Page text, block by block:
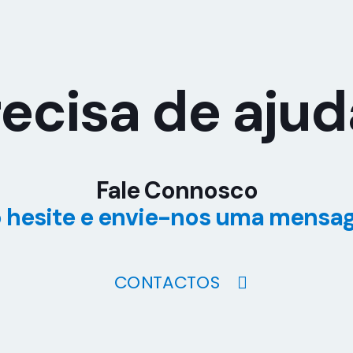
de
Fale Connosco
hesite e envie-nos uma
CONTACTOS